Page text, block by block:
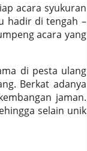
acara syukuran
hadir di tengah –
acara yang
di pesta ulang
Berkat adanya
jaman.
selain unik